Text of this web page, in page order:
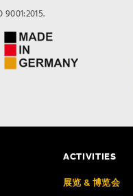
ACTIVITIES
展览 & 博览会